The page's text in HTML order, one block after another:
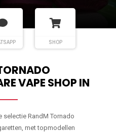
SHOP
VAPE SHOP IN
selectie RandM Tornado
met topmodellen